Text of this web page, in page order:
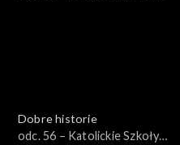
Dobre historie
odc. 56 – Katolickie Szkoły